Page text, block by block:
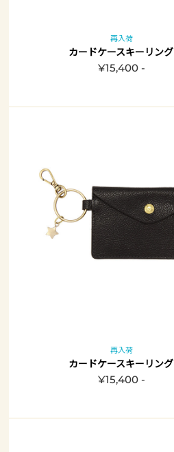
再入荷
カードケースキーリング
¥15,400 -
再入荷
カードケースキーリング
¥15,400 -